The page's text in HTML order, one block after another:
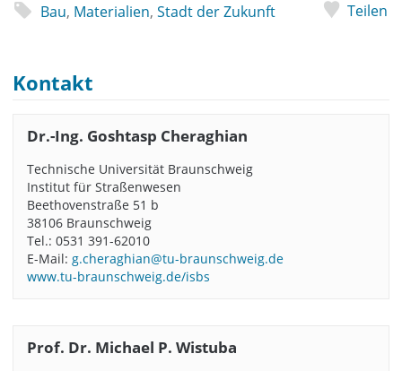
Bau, Materialien, Stadt der Zukunft Teilen
Kontakt
Dr.-Ing. Goshtasp Cheraghian
Technische Universität Braunschweig
Institut für Straßenwesen
Beethovenstraße 51 b
38106 Braunschweig
Tel.: 0531 391-62010
E-Mail: g.cheraghian@tu-braunschweig.de
www.tu-braunschweig.de/isbs
Prof. Dr. Michael P. Wistuba